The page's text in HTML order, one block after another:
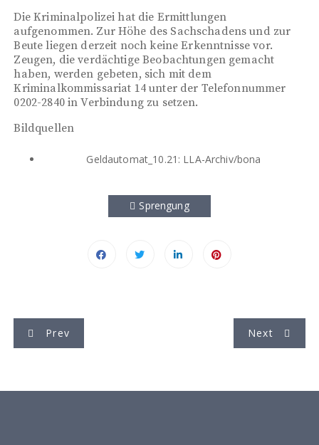
Die Kriminalpolizei hat die Ermittlungen
aufgenommen. Zur Höhe des Sachschadens und zur
Beute liegen derzeit noch keine Erkenntnisse vor.
Zeugen, die verdächtige Beobachtungen gemacht
haben, werden gebeten, sich mit dem
Kriminalkommissariat 14 unter der Telefonnummer
0202-2840 in Verbindung zu setzen.
Bildquellen
Geldautomat_10.21: LLA-Archiv/bona
Sprengung
e
Prev Next